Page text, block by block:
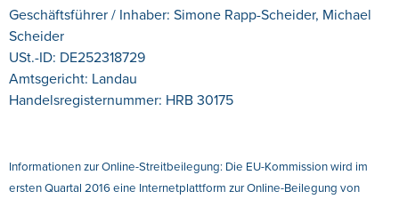
Geschäftsführer / Inhaber: Simone Rapp-Scheider, Michael
Scheider
USt.-ID: DE252318729
Amtsgericht: Landau
Handelsregisternummer: HRB 30175
Informationen zur Online-Streitbeilegung: Die EU-Kommission wird im
ersten Quartal 2016 eine Internetplattform zur Online-Beilegung von